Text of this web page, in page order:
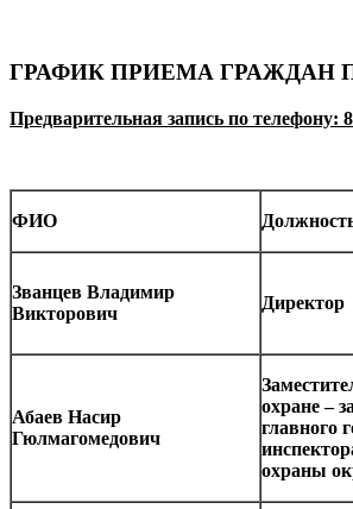
ГРАФИК ПРИЕМА
Предварительная запись по телефону:
ФИО
Званцев Владимир
Викторович
Директор
Абаев Насир
Гюлмагомедович
охране –
главного
охраны